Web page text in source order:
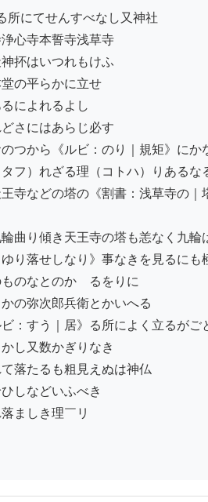
心寺本誓寺浅草寺
抔はいつれもけふ
の平らかに立せ
によれるよし
さにはあらじ必す
つから《ルビ：のり｜規矩》にか
フ）れざる理（コトハ）りあるな
寺などの塔の《割書：浅草寺の｜
曲り傾き天王寺の塔も恙なく九
ゆり落せしなり》事なきを見るにも
のなとのかゝるをりに
の弥次郎兵衛とかいへる
：すう｜居》る所によく立るがご
し又数かぎりなき
落たるも粗見えぬは神仏
しなどいふべき
ましき理￣リ